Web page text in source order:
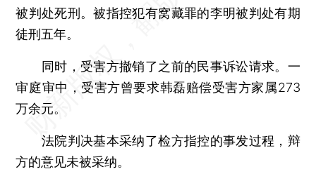
被判处死刑。被指控犯有窝藏罪的李明被判处有期
徒刑五年。
同时，受害方撤销了之前的民事诉讼请求。一
审庭审中，受害方曾要求韩磊赔偿受害方家属273
万余元。
法院判决基本采纳了检方指控的事发过程，辩
方的意见未被采纳。